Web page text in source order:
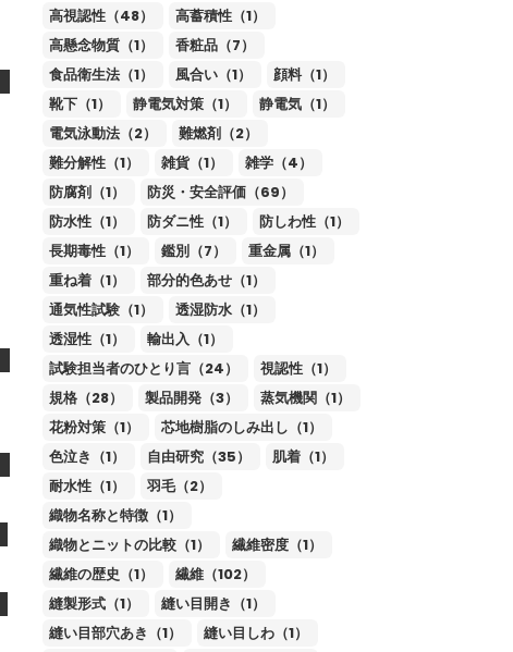
高視認性（48）
高蓄積性（1）
高懸念物質（1）
香粧品（7）
食品衛生法（1）
風合い（1）
顔料（1）
靴下（1）
静電気対策（1）
静電気（1）
電気泳動法（2）
難燃剤（2）
難分解性（1）
雑貨（1）
雑学（4）
防腐剤（1）
防災・安全評価（69）
防水性（1）
防ダニ性（1）
防しわ性（1）
長期毒性（1）
鑑別（7）
重金属（1）
重ね着（1）
部分的色あせ（1）
通気性試験（1）
透湿防水（1）
透湿性（1）
輸出入（1）
試験担当者のひとり言（24）
視認性（1）
規格（28）
製品開発（3）
蒸気機関（1）
花粉対策（1）
芯地樹脂のしみ出し（1）
色泣き（1）
自由研究（35）
肌着（1）
耐水性（1）
羽毛（2）
織物名称と特徴（1）
織物とニットの比較（1）
繊維密度（1）
繊維の歴史（1）
繊維（102）
縫製形式（1）
縫い目開き（1）
縫い目部穴あき（1）
縫い目しわ（1）